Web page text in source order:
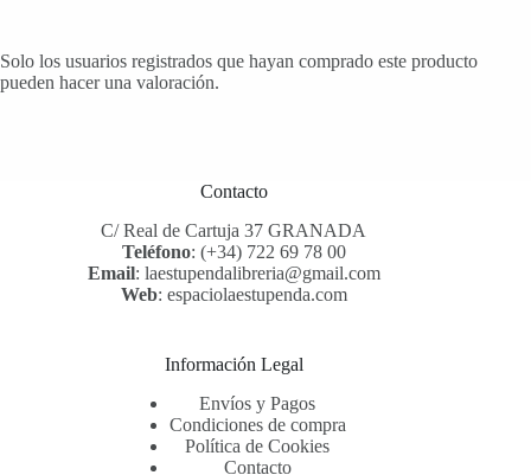
Solo los usuarios registrados que hayan comprado este producto
pueden hacer una valoración.
Contacto
C/ Real de Cartuja 37 GRANADA
Teléfono: (+34) 722 69 78 00
Email: laestupendalibreria@gmail.com
Web: espaciolaestupenda.com
Información Legal
Envíos y Pagos
Condiciones de compra
Política de Cookies
Contacto